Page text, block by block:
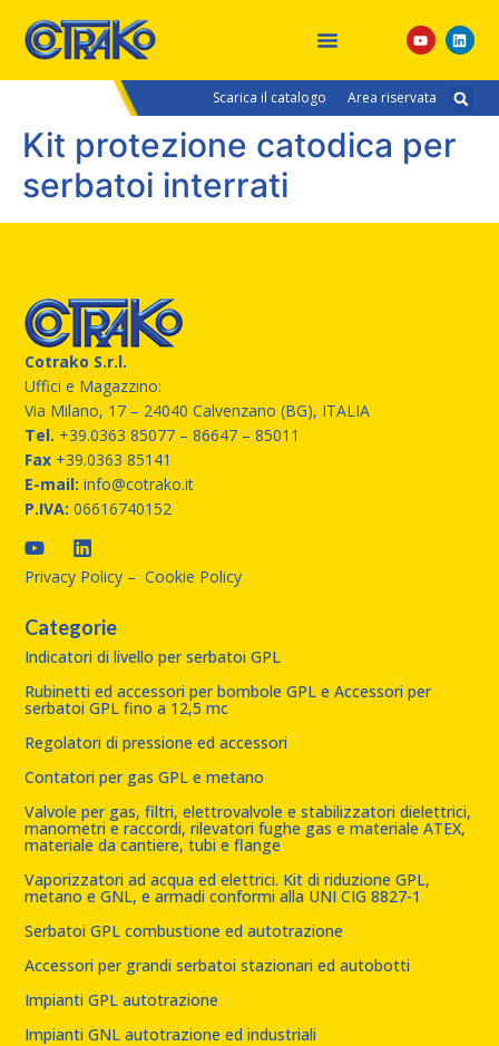
Scarica il catalogo Area riservata
Kit protezione catodica per
serbatoi interrati
Cotrako S.r.l.
Uffici e Magazzino:
Via Milano, 17 – 24040 Calvenzano (BG), ITALIA
Tel. +39.0363 85077 – 86647 – 85011
Fax +39.0363 85141
E-mail: info@cotrako.it
P.IVA: 06616740152
Privacy Policy –Cookie Policy
Categorie
Indicatori di livello per serbatoi GPL
Rubinetti ed accessori per bombole GPL e Accessori per
serbatoi GPL fino a 12,5 mc
Regolatori di pressione ed accessori
Contatori per gas GPL e metano
Valvole per gas, filtri, elettrovalvole e stabilizzatori dielettrici,
manometri e raccordi, rilevatori fughe gas e materiale ATEX,
materiale da cantiere, tubi e flange
Vaporizzatori ad acqua ed elettrici. Kit di riduzione GPL,
metano e GNL, e armadi conformi alla UNI CIG 8827-1
Serbatoi GPL combustione ed autotrazione
Accessori per grandi serbatoi stazionari ed autobotti
Impianti GPL autotrazione
Impianti GNL autotrazione ed industriali